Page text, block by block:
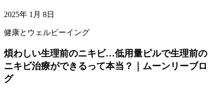
2025年 1月 8日
健康とウェルビーイング
煩わしい生理前のニキビ…低用量ピルで生理前の
ニキビ治療ができるって本当？｜ムーンリーブロ
グ